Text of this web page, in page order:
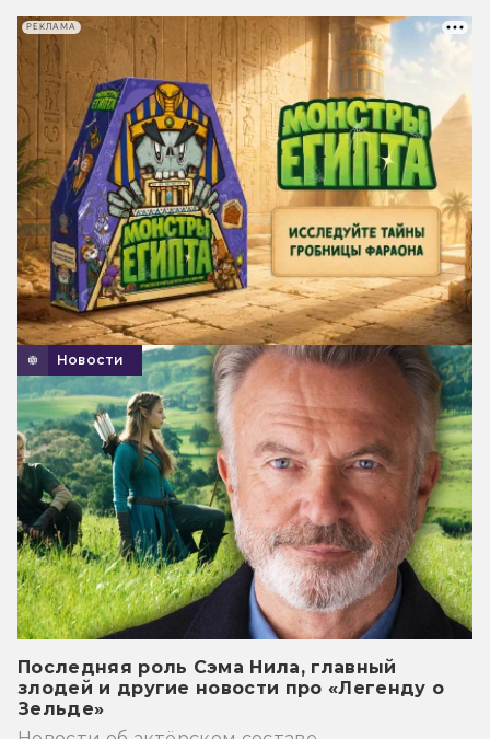
Новости
Последняя роль Сэма Нила, главный
злодей и другие новости про «Легенду о
Зельде»
РЕКЛАМА